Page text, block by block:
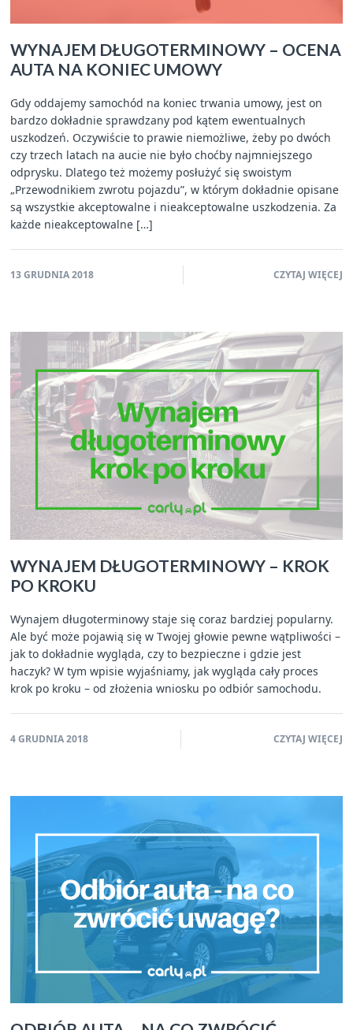
WYNAJEM DŁUGOTERMINOWY – OCENA
AUTA NA KONIEC UMOWY
Gdy oddajemy samochód na koniec trwania umowy, jest on
bardzo dokładnie sprawdzany pod kątem ewentualnych
uszkodzeń. Oczywiście to prawie niemożliwe, żeby po dwóch
czy trzech latach na aucie nie było choćby najmniejszego
odprysku. Dlatego też możemy posłużyć się swoistym
„Przewodnikiem zwrotu pojazdu”, w którym dokładnie opisane
są wszystkie akceptowalne i nieakceptowalne uszkodzenia. Za
każde nieakceptowalne […]
13 GRUDNIA 2018 CZYTAJ WIĘCEJ
WYNAJEM DŁUGOTERMINOWY – KROK
PO KROKU
Wynajem długoterminowy staje się coraz bardziej popularny.
Ale być może pojawią się w Twojej głowie pewne wątpliwości –
jak to dokładnie wygląda, czy to bezpieczne i gdzie jest
haczyk? W tym wpisie wyjaśniamy, jak wygląda cały proces
krok po kroku – od złożenia wniosku po odbiór samochodu.
4 GRUDNIA 2018 CZYTAJ WIĘCEJ